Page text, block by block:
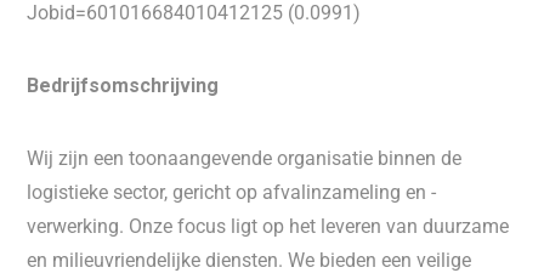
Jobid=601016684010412125 (0.0991)
Bedrijfsomschrijving
Wij zijn een toonaangevende organisatie binnen de
logistieke sector, gericht op afvalinzameling en -
verwerking. Onze focus ligt op het leveren van duurzame
en milieuvriendelijke diensten. We bieden een veilige